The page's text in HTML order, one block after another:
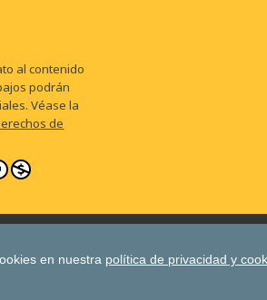
al contenido
podrán
Véase la
de
en nuestra política de privacidad y